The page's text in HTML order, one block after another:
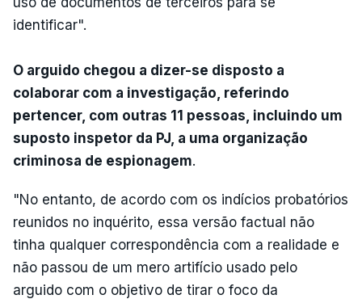
identificar".
O arguido chegou a dizer-se disposto a
colaborar com a investigação, referindo
pertencer, com outras 11 pessoas, incluindo um
suposto inspetor da PJ, a uma organização
criminosa de espionagem.
"No entanto, de acordo com os indícios probatórios
reunidos no inquérito, essa versão factual não
tinha qualquer correspondência com a realidade e
não passou de um mero artifício usado pelo
arguido com o objetivo de tirar o foco da